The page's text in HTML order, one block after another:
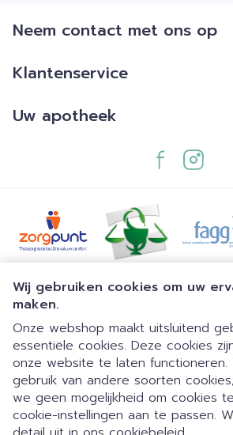
Wij gebruiken cookies om uw
maken.
Onze webshop maakt uitsluitend
essentiële cookies. Deze cookies
onze website te laten functioneren.
gebruik van andere soorten
we geen mogelijkheid om cookies
cookie-instellingen aan te passen.
Neem contact met ons op
Klantenservice
Uw apotheek
Juridische links